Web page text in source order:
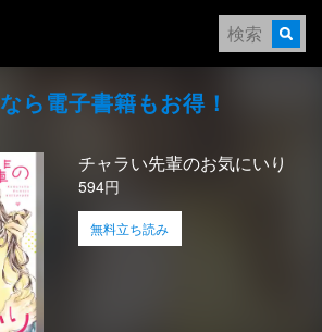
なら電⼦書籍もお得！
チャラい先輩のお気にいり
594円
無料立ち読み